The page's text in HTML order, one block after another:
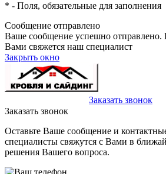
* - Поля, обязательные для заполнения
Сообщение отправлено
Ваше сообщение успешно
Вами свяжется наш специалист
Закрыть окно
Заказать звонок
Заказать звонок
Оставьте Ваше сообщение и
специалисты свяжутся с Вами в
решения Вашего вопроса.